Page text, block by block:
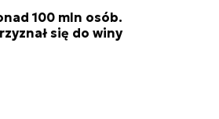
100 mln osób.
się do winy